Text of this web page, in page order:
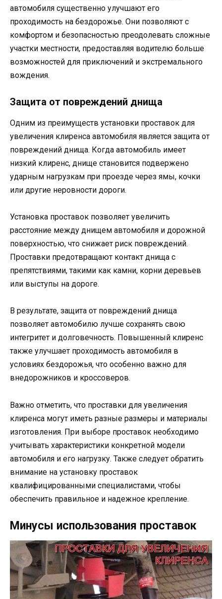
автомобиля существенно улучшают его
проходимость на бездорожье. Они позволяют с
комфортом и безопасностью преодолевать сложные
участки местности, предоставляя водителю больше
возможностей для приключений и экстремального
вождения.
Защита от повреждений днища
Одним из преимуществ установки проставок для
увеличения клиренса автомобиля является защита от
повреждений днища. Когда автомобиль имеет
низкий клиренс, днище становится подвержено
ударным нагрузкам при проезде через ямы, кочки
или другие неровности дороги.
Установка проставок позволяет увеличить
расстояние между днищем автомобиля и дорожной
поверхностью, что снижает риск повреждений.
Проставки предотвращают контакт днища с
препятствиями, такими как камни, корни деревьев
или выступы на дороге.
В результате, защита от повреждений днища
позволяет автомобилю лучше сохранять свою
интегритет и долговечность. Повышенный клиренс
также улучшает проходимость автомобиля в
условиях бездорожья, что особенно важно для
внедорожников и кроссоверов.
Важно отметить, что проставки для увеличения
клиренса могут иметь разные размеры и материалы
изготовления. При выборе проставок необходимо
учитывать характеристики конкретной модели
автомобиля и его нагрузку. Также следует обратить
внимание на установку проставок
квалифицированными специалистами, чтобы
обеспечить правильное и надежное крепление.
Минусы использования проставок